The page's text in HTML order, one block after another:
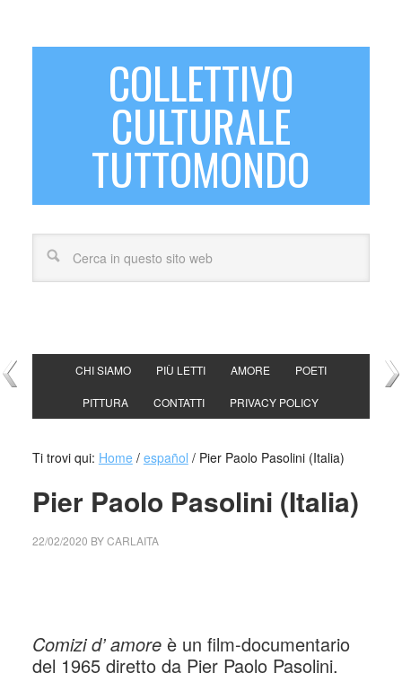
COLLETTIVO
CULTURALE
TUTTOMONDO
CHI SIAMO PIÙ LETTI AMORE POETI
PITTURA CONTATTI PRIVACY POLICY
Ti trovi qui: Home / español /Pier Paolo Pasolini (Italia)
Pier Paolo Pasolini (Italia)
22/02/2020 BYCARLAITA
Comizi d’ amoreè un film-documentario
del 1965 diretto da Pier Paolo Pasolini.